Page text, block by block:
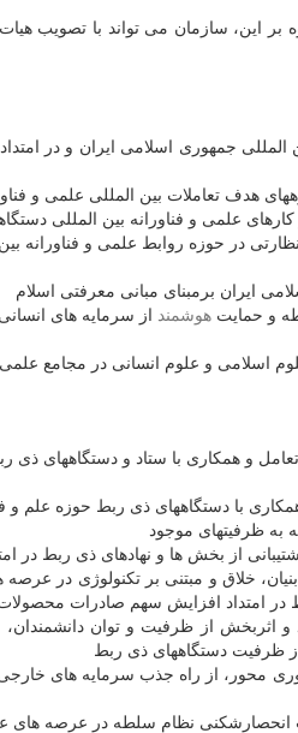
این، سازمان می تواند با تصویب هیات
جمهوری اسلامی ایران و در
هدف تعاملات بین المللی علمی و
علمی و فناورانه بین المللی
در حوزه روابط علمی و فناورانه
ایران برمبنای مبانی معرفتی اسلام
و حمایت هوشمند از سرمایه های
و علوم انسانی در مجامع علمی
و همکاری با ستاد و دستگاههای ذی
با دستگاههای ذی ربط حوزه علم و
به ظرفیتهای موجود
از بخش ها و نهادهای ذی ربط در
خلاق و مبتنی بر تکنولوژی در
امتداد افزایش سهم صادرات
اثربخش از ظرفیت و توان
از ظرفیت دستگاههای ذی ربط
محور، از راه جذب سرمایه های
انحصارشکنی نظام سلطه در عرصه های